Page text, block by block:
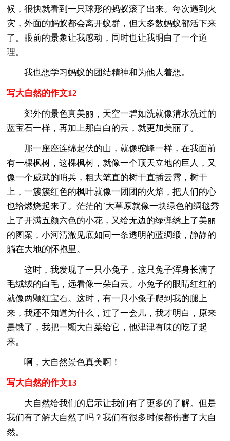
候，很快就看到一只球形的蚂蚁滚了出来。每次遇到火
灾，外面的蚂蚁都会离开蚁群，但大多数蚂蚁都活下来
了。眼前的景象让我感动，同时也让我明白了一个道
理。
我也想学习蚂蚁的团结精神和为他人着想。
写大自然的作文12
郊外的景色真美丽，天空一碧如洗就像清水洗过的
蓝宝石一样，再加上那白白的云，就更加美丽了。
那一座座连绵起伏的山，就像驼峰一样，在我面前
有一棵枫树，这棵枫树，就像一个顶天立地的巨人，又
像一个威武的哨兵，粗大笔直的树干直插云霄，树干
上，一簇簇红色的枫叶就像一团团的火焰，把人们的心
也给燃烧起来了。茫茫的`大草原就像一块绿色的绸毯秀
上了开满五颜六色的小花，又给无边的绿弹绣上了美丽
的图案，小河清澈见底如同一条透明的蓝绸缎，静静的
躺在大地的怀抱里。
这时，我发现了一只小兔子，这只兔子浑身长满了
毛绒绒的白毛，远看像一朵白云。小兔子的眼睛红红的
就像两颗红宝石。这时，有一只小兔子爬到我的腿上
来，我还不知道为什么，过了一会儿，我才明白，原来
是饿了，我把一颗大白菜给它，他津津有味的吃了起
来。
啊，大自然景色真美啊！
写大自然的作文13
大自然给我们的启示让我们有了更多的了解。但是
我们有了解大自然了吗？我们有很多时候都伤害了大自
然。